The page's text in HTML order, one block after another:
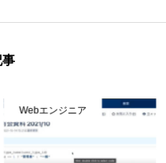
事
Webエンジニア